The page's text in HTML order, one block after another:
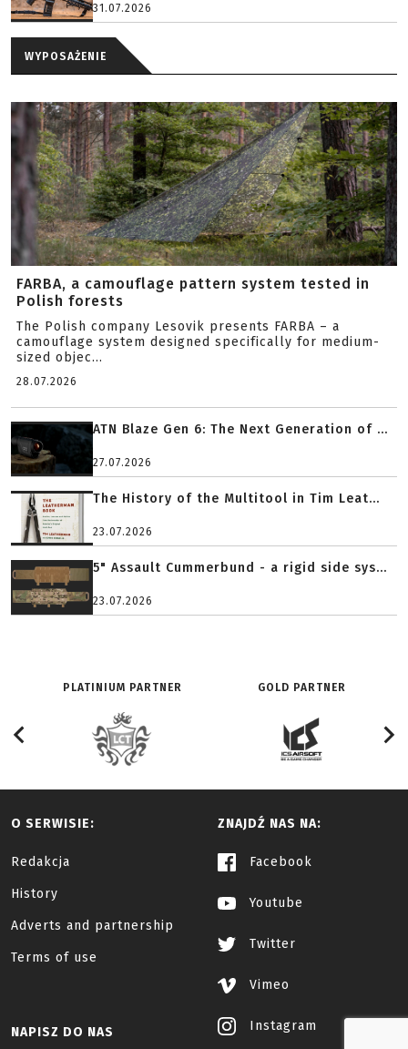
31.07.2026
WYPOSAŻENIE
FARBA, a camouflage pattern system tested in
Polish forests
The Polish company Lesovik presents FARBA – a
camouflage system designed specifically for medium-
sized objec...
28.07.2026
ATN Blaze Gen 6: The Next Generation of ...
27.07.2026
The History of the Multitool in Tim Leat...
23.07.2026
5" Assault Cummerbund - a rigid side sys...
23.07.2026
PLATINIUM PARTNER GOLD PARTNER
O SERWISIE:
Redakcja
History
Adverts and partnership
Terms of use
ZNAJDŹ NAS NA:
Facebook
Youtube
Twitter
Vimeo
Instagram
NAPISZ DO NAS